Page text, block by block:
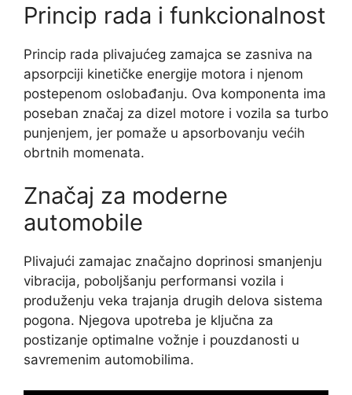
Princip rada i funkcionalnost
Princip rada plivajućeg zamajca se zasniva na
apsorpciji kinetičke energije motora i njenom
postepenom oslobađanju. Ova komponenta ima
poseban značaj za dizel motore i vozila sa turbo
punjenjem, jer pomaže u apsorbovanju većih
obrtnih momenata.
Značaj za moderne
automobile
Plivajući zamajac značajno doprinosi smanjenju
vibracija, poboljšanju performansi vozila i
produženju veka trajanja drugih delova sistema
pogona. Njegova upotreba je ključna za
postizanje optimalne vožnje i pouzdanosti u
savremenim automobilima.